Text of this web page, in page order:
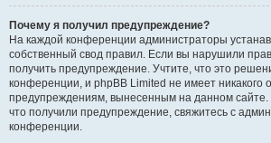
Почему я получил предупреждение?
На каждой конференции администраторы
собственный свод правил. Если вы нарушили
получить предупреждение. Учтите, что это
конференции, и phpBB Limited не имеет никакого
предупреждениям, вынесенным на данном сайте.
что получили предупреждение, свяжитесь с
конференции.